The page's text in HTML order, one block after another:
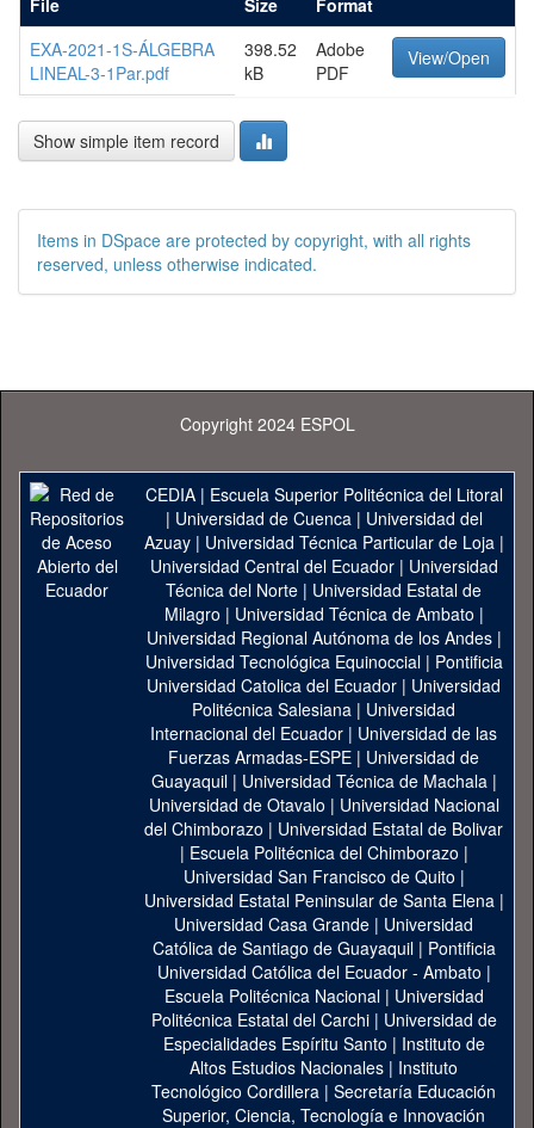
File Size
Format
EXA-2021-1S-ÁLGEBRA
LINEAL-3-1Par.pdf
398.52
kB
Adobe
PDF
View/Open
Show simple item record
Items in DSpace are protected by copyright, with all rights
reserved, unless otherwise indicated.
Copyright 2024 ESPOL
CEDIA| Escuela Superior Politécnica del Litoral
| Universidad de Cuenca| Universidad del
Azuay| Universidad Técnica Particular de Loja|
Universidad Central del Ecuador| Universidad
Técnica del Norte | Universidad Estatal de
Milagro | Universidad Técnica de Ambato |
Universidad Regional Autónoma de los Andes|
Universidad Tecnológica Equinoccial| Pontificia
Universidad Catolica del Ecuador | Universidad
Politécnica Salesiana | Universidad
Internacional del Ecuador | Universidad de las
Fuerzas Armadas-ESPE | Universidad de
Guayaquil| Universidad Técnica de Machala|
Universidad de Otavalo | Universidad Nacional
del Chimborazo | Universidad Estatal de Bolivar
| Escuela Politécnica del Chimborazo |
Universidad San Francisco de Quito |
Universidad Estatal Peninsular de Santa Elena|
Universidad Casa Grande | Universidad
Católica de Santiago de Guayaquil| Pontificia
Universidad Católica del Ecuador - Ambato |
Escuela Politécnica Nacional| Universidad
Politécnica Estatal del Carchi| Universidad de
Especialidades Espíritu Santo | Instituto de
Altos Estudios Nacionales | Instituto
Tecnológico Cordillera | Secretaría Educación
Superior, Ciencia, Tecnología e Innovación